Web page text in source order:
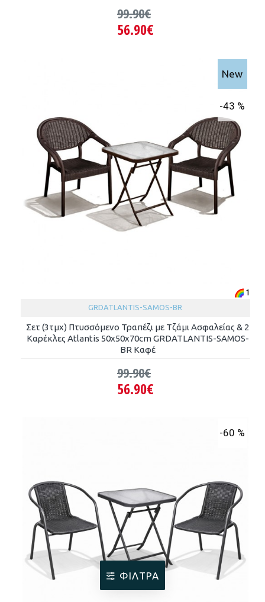
56.90€
99.90€
New
-43 %
1
GRDATLANTIS-SAMOS-BR
Σετ (3τμχ) Πτυσσόμενο Τραπέζι με Τζάμι Ασφαλείας & 2
Καρέκλες Atlantis 50x50x70cm GRDATLANTIS-SAMOS-
BR Καφέ
56.90€
99.90€
-60 %
ΦΊΛΤΡΑ